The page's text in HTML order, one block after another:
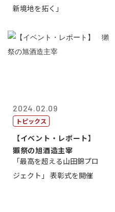
新境地を拓く」
2024.02.09
トピックス
【イベント・レポート】
獺祭の旭酒造主宰
「最高を超える山田錦プロ
ジェクト」 表彰式を開催